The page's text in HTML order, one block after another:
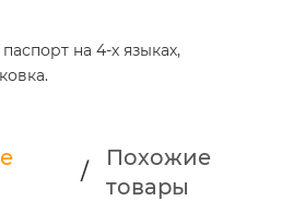
на 4-х языках,
/
Похожие
товары